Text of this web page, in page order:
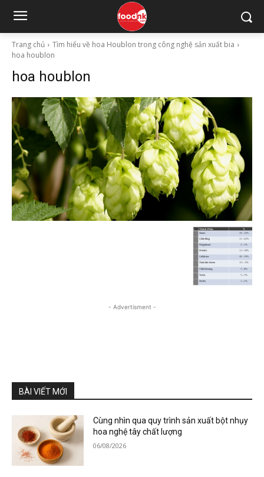
Trang chủ
Tìm hiểu về hoa Houblon trong công nghệ sản xuất bia
hoa houblon
hoa houblon
- Advertisment -
BÀI VIẾT MỚI
Cùng nhìn qua quy trình sản xuất bột nhụy
hoa nghệ tây chất lượng
06/08/2026